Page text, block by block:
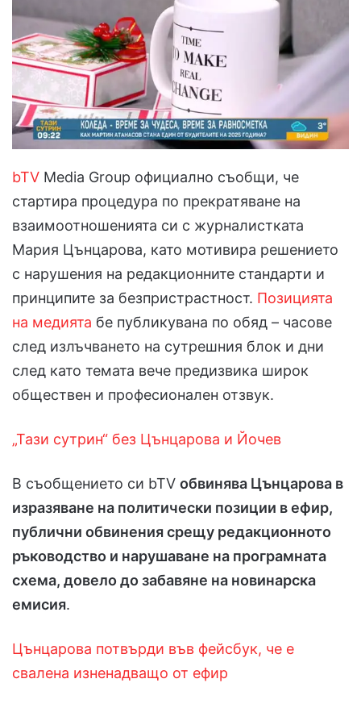
bTV Media Group официално съобщи, че
стартира процедура по прекратяване на
взаимоотношенията си с журналистката
Мария Цънцарова, като мотивира решението
с нарушения на редакционните стандарти и
принципите за безпристрастност. Позицията
на медията бе публикувана по обяд – часове
след излъчването на сутрешния блок и дни
след като темата вече предизвика широк
обществен и професионален отзвук.
„Тази сутрин“ без Цънцарова и Йочев
В съобщението си bTV обвинява Цънцарова в
изразяване на политически позиции в ефир,
публични обвинения срещу редакционното
ръководство и нарушаване на програмната
схема, довело до забавяне на новинарска
емисия.
Цънцарова потвърди във фейсбук, че е
свалена изненадващо от ефир